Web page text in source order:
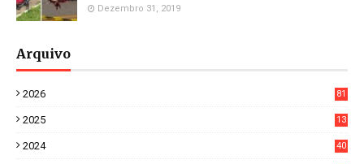
Dezembro 31, 2019
Arquivo
2026
81
2025
13
2024
40